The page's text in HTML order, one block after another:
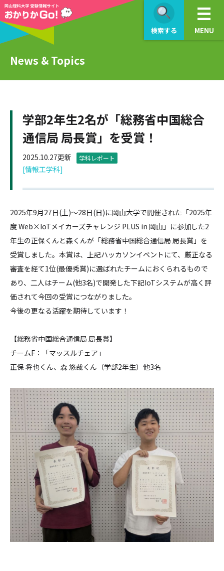
検索する MENU
News & Topics
学部2年生2名が「総務省中国総合
通信局 局長賞」を受賞！
2025.10.27更新 学科レポート
[情報工学科]
2025年9月27日(土)～28日(日)に岡山大学で開催された「2025年
度 Web×IoTメイカーズチャレンジ PLUS in 岡山」に参加した2
年生の正保くんと森くんが「総務省中国総合通信局 局長賞」を
受賞しました。本賞は、上記ハッカソンイベントにて、厳正なる
審査を経て1位(最優秀賞)に選ばれたチームにおくられるもので
あり、二人はチーム(他3名)で開発した下記IoTシステムが高く評
価されて今回の受賞につながりました。
今後の更なる活躍を期待しています！
【総務省中国総合通信局 局長賞】
チームF：「マッスルチェア」
正保 将也くん、森 悠哉くん（学部2年生）他3名